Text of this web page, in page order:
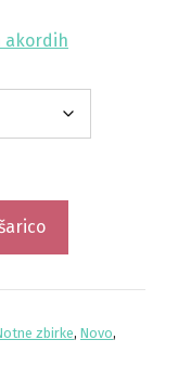
akordih
zbirke, Novo,